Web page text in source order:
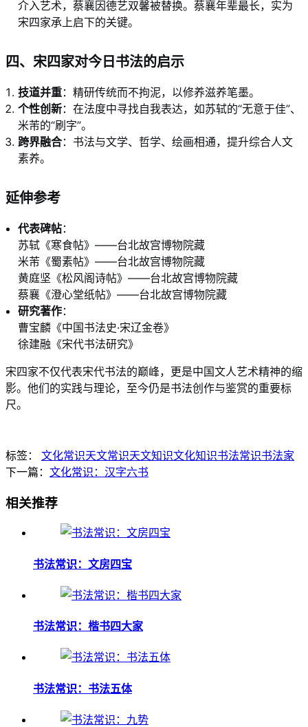
介入艺术，蔡襄因德艺双馨被替换。蔡襄年辈最长，实为
宋四家承上启下的关键。
四、宋四家对今日书法的启示
技道并重：精研传统而不拘泥，以修养滋养笔墨。
个性创新：在法度中寻找自我表达，如苏轼的“无意于佳”、
米芾的“刷字”。
跨界融合：书法与文学、哲学、绘画相通，提升综合人文
素养。
延伸参考
代表碑帖：
苏轼《寒食帖》——台北故宫博物院藏
米芾《蜀素帖》——台北故宫博物院藏
黄庭坚《松风阁诗帖》——台北故宫博物院藏
蔡襄《澄心堂纸帖》——台北故宫博物院藏
研究著作：
曹宝麟《中国书法史·宋辽金卷》
徐建融《宋代书法研究》
宋四家不仅代表宋代书法的巅峰，更是中国文人艺术精神的缩
影。他们的实践与理论，至今仍是书法创作与鉴赏的重要标
尺。
标签： 文化常识天文常识天文知识文化知识书法常识书法家
下一篇： 文化常识：汉字六书
相关推荐
书法常识：文房四宝
书法常识：楷书四大家
书法常识：书法五体